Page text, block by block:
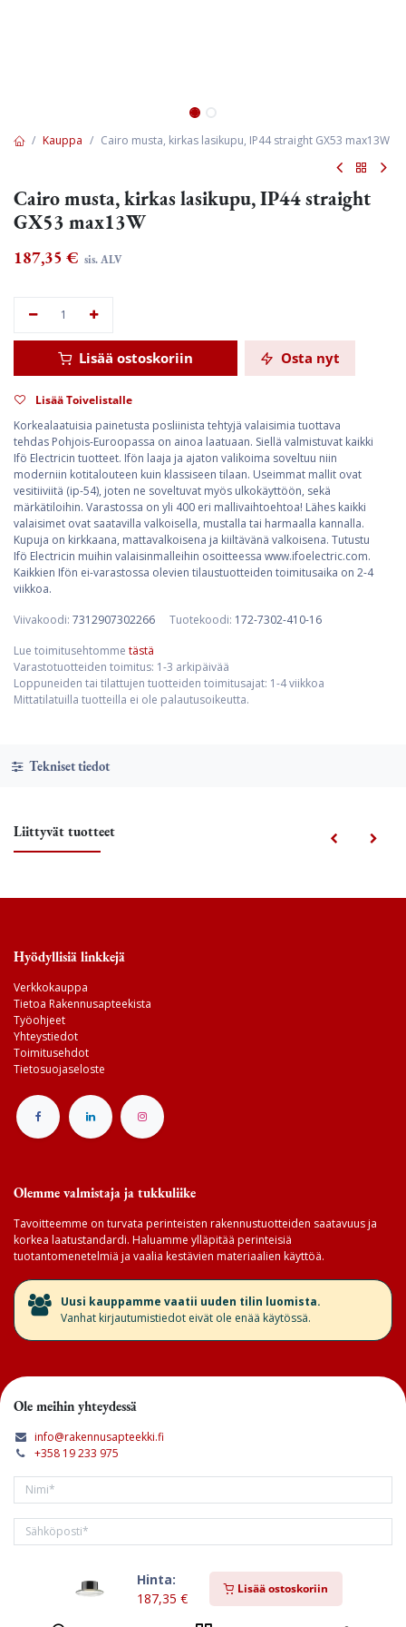
Hinta:
187,35 €
Lisää ostoskoriin
Kauppa Cairo musta, kirkas lasikupu, IP44 straight GX53 max13W
Cairo musta, kirkas lasikupu, IP44 straight
GX53 max13W
187,35 € sis. ALV
Lisää ostoskoriin Osta nyt
Lisää Toivelistalle
Korkealaatuisia painetusta posliinista tehtyjä valaisimia tuottava
tehdas Pohjois-Euroopassa on ainoa laatuaan. Siellä valmistuvat kaikki
Ifö Electricin tuotteet. Ifön laaja ja ajaton valikoima soveltuu niin
moderniin kotitalouteen kuin klassiseen tilaan. Useimmat mallit ovat
vesitiiviitä (ip-54), joten ne soveltuvat myös ulkokäyttöön, sekä
märkätiloihin. Varastossa on yli 400 eri mallivaihtoehtoa! Lähes kaikki
valaisimet ovat saatavilla valkoisella, mustalla tai harmaalla kannalla.
Kupuja on kirkkaana, mattavalkoisena ja kiiltävänä valkoisena. Tutustu
Ifö Electricin muihin valaisinmalleihin osoitteessa www.ifoelectric.com.
Kaikkien Ifön ei-varastossa olevien tilaustuotteiden toimitusaika on 2-4
viikkoa.
Viivakoodi: 7312907302266 Tuotekoodi: 172-7302-410-16
Lue toimitusehtomme tästä
Varastotuotteiden toimitus: 1-3 arkipäivää
Loppuneiden tai tilattujen tuotteiden toimitusajat: 1-4 viikkoa
Mittatilatuilla tuotteilla ei ole palautusoikeutta.
Tekniset tiedot
Liittyvät tuotteet
Hyödyllisiä linkkejä
Verkkokauppa
Tietoa Rakennusapteekista
Työohjeet
Yhteystiedot
Toimitusehdot
Tietosuojaseloste
Olemme valmistaja ja tukkuliike
Tavoitteemme on turvata perinteisten rakennustuotteiden saatavuus ja
korkea laatustandardi. Haluamme ylläpitää perinteisiä
tuotantomenetelmiä ja vaalia kestävien materiaalien käyttöä.
​Uusi kauppamme vaatii uuden tilin luomista.
Vanhat kirjautumistiedot eivät ole enää käytössä.
Ole meihin yhteydessä
info@rakennusapteekki.fi
+358 19 233 975
Tilaa kirjeemme